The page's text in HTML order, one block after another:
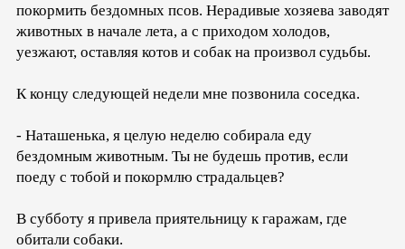
покормить бездомных псов. Нерадивые хозяева заводят
животных в начале лета, а с приходом холодов,
уезжают, оставляя котов и собак на произвол судьбы.
К концу следующей недели мне позвонила соседка.
- Наташенька, я целую неделю собирала еду
бездомным животным. Ты не будешь против, если
поеду с тобой и покормлю страдальцев?
В субботу я привела приятельницу к гаражам, где
обитали собаки.